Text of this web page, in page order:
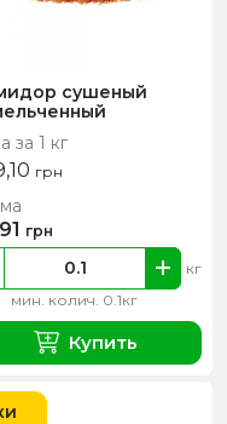
сушеный
за 1 кг
грн
мин. колич. 0.1кг
кг
грн
Купить